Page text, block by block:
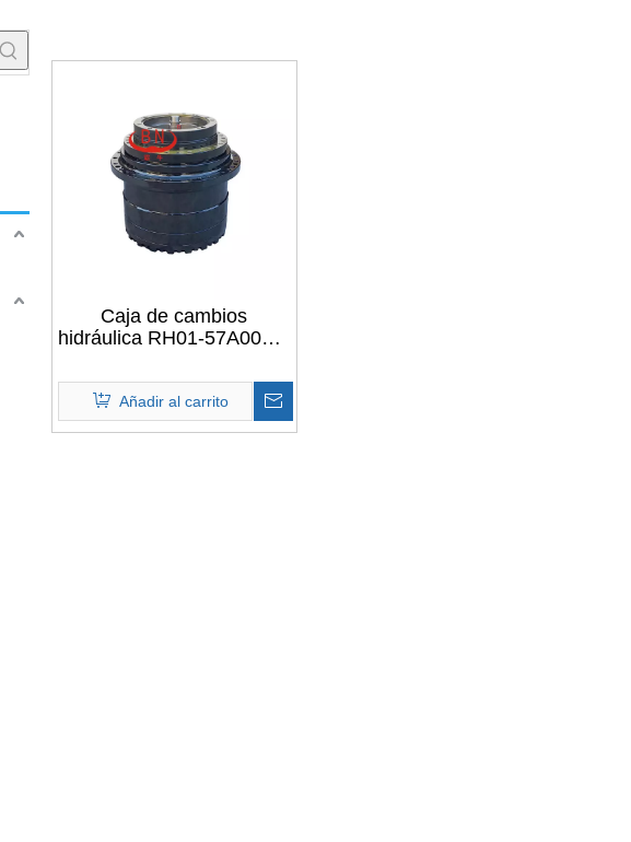
Caja de cambios
hidráulica RH01-57A0000-
la transmisión de la pieza
del excavador de FOTON
LOVOL FR220.7
Añadir al carrito